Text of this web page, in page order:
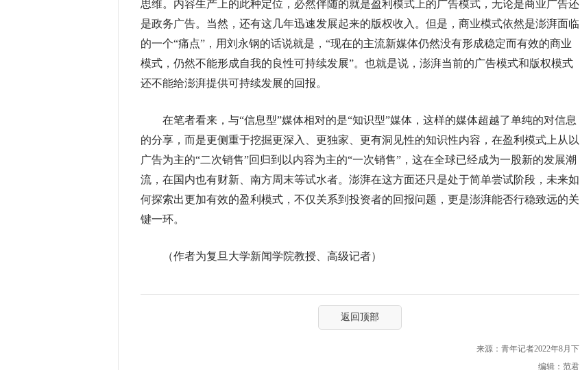
思维。内容生产上的此种定位，必然伴随的就是盈利模式上的广告模式，无论是商业广告还
是政务广告。当然，还有这几年迅速发展起来的版权收入。但是，商业模式依然是澎湃面临
的一个“痛点”，用刘永钢的话说就是，“现在的主流新媒体仍然没有形成稳定而有效的商业
模式，仍然不能形成自我的良性可持续发展”。也就是说，澎湃当前的广告模式和版权模式
还不能给澎湃提供可持续发展的回报。
在笔者看来，与“信息型”媒体相对的是“知识型”媒体，这样的媒体超越了单纯的对信息
的分享，而是更侧重于挖掘更深入、更独家、更有洞见性的知识性内容，在盈利模式上从以
广告为主的“二次销售”回归到以内容为主的“一次销售”，这在全球已经成为一股新的发展潮
流，在国内也有财新、南方周末等试水者。澎湃在这方面还只是处于简单尝试阶段，未来如
何探索出更加有效的盈利模式，不仅关系到投资者的回报问题，更是澎湃能否行稳致远的关
键一环。
（作者为复旦大学新闻学院教授、高级记者）
返回顶部
来源：青年记者2022年8月下
编辑：范君